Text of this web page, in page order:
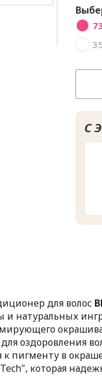
С
для волос
и натуральных
оздоровления
пигменту в
которая